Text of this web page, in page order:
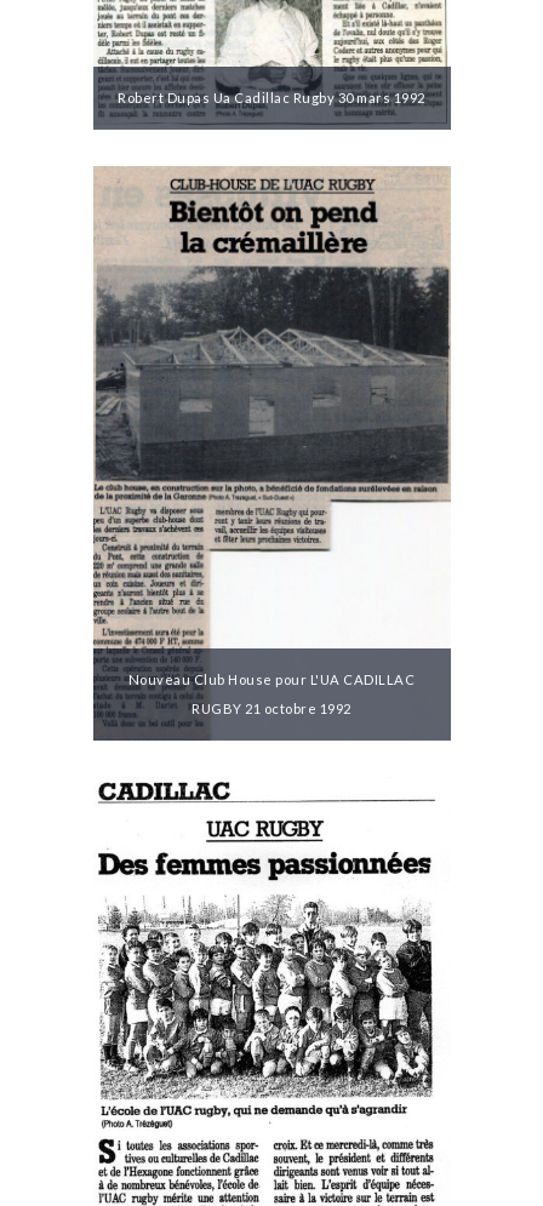
Robert Dupas Ua Cadillac Rugby 30 mars 1992
Nouveau Club House pour L'UA CADILLAC
RUGBY 21 octobre 1992